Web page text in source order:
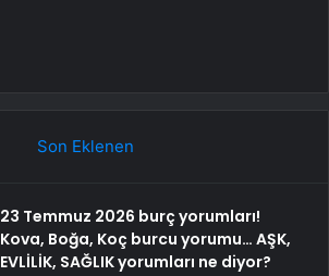
Son Eklenen
23 Temmuz 2026 burç yorumları!
Kova, Boğa, Koç burcu yorumu… AŞK,
EVLİLİK, SAĞLIK yorumları ne diyor?